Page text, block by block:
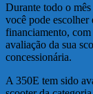
Durante todo o
você pode escolher
financiamento,
avaliação da sua
concessionária.
A 350E tem sido